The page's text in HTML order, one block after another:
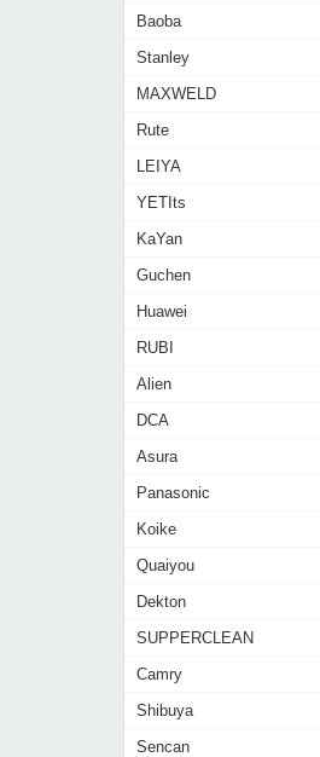
Baoba
Stanley
MAXWELD
Rute
LEIYA
YETIts
KaYan
Guchen
Huawei
RUBI
Alien
DCA
Asura
Panasonic
Koike
Quaiyou
Dekton
SUPPERCLEAN
Camry
Shibuya
Sencan